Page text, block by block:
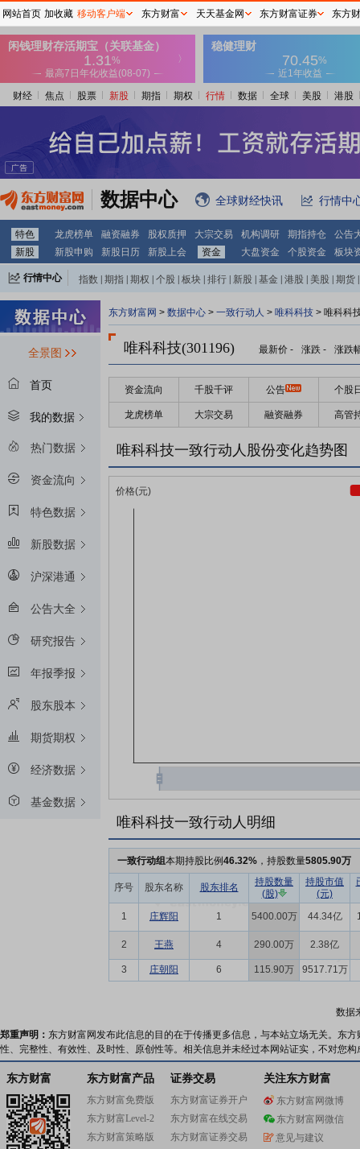
财经 焦点 股票 新股 期指 期权 行情 数据 全球 美股 港股
数据中心 全球财经快讯 行情中
特色 龙虎榜单 融资融券 股权质押 大宗交易 机构调研 期指持仓
公告
新股
新股申购 新股日历 新股上会 资金 大盘资金 个股资金 板块
行情中心 指数 期指 期权 个股 板块 排行 新股 基金 港股 美股 期货
全景图
首页
我的数据
热门数据
资金流向
特色数据
新股数据
沪深港通
公告大全
研究报告
年报季报
股东股本
期货期权
经济数据
基金数据
东方财富网 > 数据中心 > 一致行动人 > 唯科科技 > 唯科科
唯科科技(301196) 最新价 - 涨跌 - 涨跌
资金流向 千股千评 公告 个股
龙虎榜单 大宗交易 融资融券 高管
唯科科技一致行动人股份变化趋势图
唯科科技一致行动人明细
一致行动组本期持股比例46.32% ，持股数量5805.90万
序号 股东名称 股东排名
持股数量
(股)
持股市值
(元)
1 庄辉阳 1 5400.00万 44.34亿
2 王燕 4 290.00万 2.38亿
3 庄朝阳 6 115.90万 9517.71万
数据
郑重声明： 东方财富网发布此信息的目的在于传播更多信息，与本站立场无关。东
性、完整性、有效性、及时性、原创性等。相关信息并未经过本网站证实，不对您
东方财富 东方财富产品
东方财富免费版
东方财富Level-2
东方财富策略版
证券交易
东方财富证券开户
东方财富在线交易
东方财富证券交易
关注东方财富
东方财富网微博
东方财富网微信
意见与建议
网站首页 加收藏 移动客户端 东方财富 天天基金网 东方财富证券 东方